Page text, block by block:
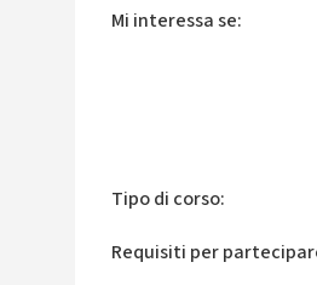
Mi interessa se:
Tipo di corso:
Requisiti per